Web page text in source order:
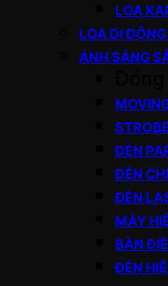
LOA
LOA DI
ÁNH SÁNG
ĐÈN
ĐÈN
ĐÈN
MÁY
BÀN
ĐÈN